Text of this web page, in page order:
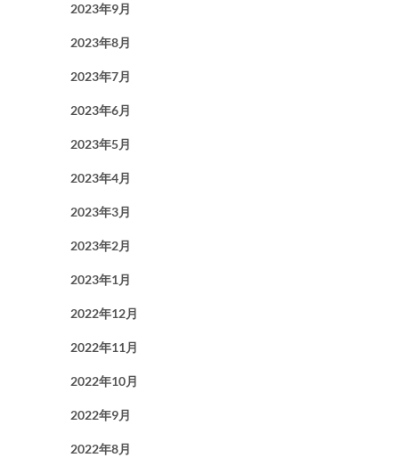
2023年9月
2023年8月
2023年7月
2023年6月
2023年5月
2023年4月
2023年3月
2023年2月
2023年1月
2022年12月
2022年11月
2022年10月
2022年9月
2022年8月